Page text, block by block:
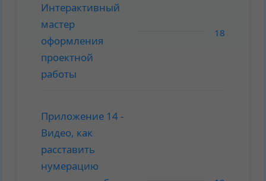
Интерактивный
мастер
оформления
проектной
работы
18
Приложение 14 -
Видео, как
расставить
нумерацию